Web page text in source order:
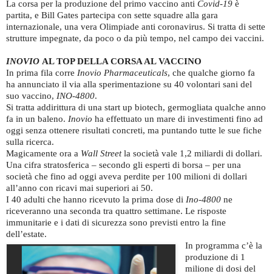
La corsa per la produzione del primo vaccino anti Covid-19 è
partita, e Bill Gates partecipa con sette squadre alla gara
internazionale, una vera Olimpiade anti coronavirus. Si tratta di sette
strutture impegnate, da poco o da più tempo, nel campo dei vaccini.
INOVIO AL TOP DELLA CORSA AL VACCINO
In prima fila corre Inovio Pharmaceuticals, che qualche giorno fa
ha annunciato il via alla sperimentazione su 40 volontari sani del
suo vaccino, INO-4800.
Si tratta addirittura di una start up biotech, germogliata qualche anno
fa in un baleno. Inovio ha effettuato un mare di investimenti fino ad
oggi senza ottenere risultati concreti, ma puntando tutte le sue fiche
sulla ricerca.
Magicamente ora a Wall Streetla società vale 1,2 miliardi di dollari.
Una cifra stratosferica – secondo gli esperti di borsa – per una
società che fino ad oggi aveva perdite per 100 milioni di dollari
all’anno con ricavi mai superiori ai 50.
I 40 adulti che hanno ricevuto la prima dose di Ino-4800 ne
riceveranno una seconda tra quattro settimane. Le risposte
immunitarie e i dati di sicurezza sono previsti entro la fine
dell’estate.
In programma c’è la
produzione di 1
milione di dosi del